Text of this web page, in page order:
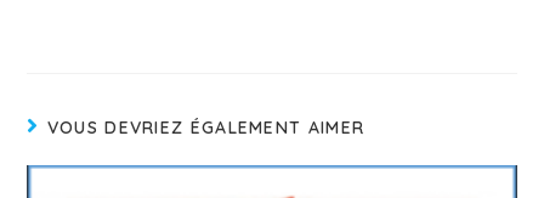
VOUS DEVRIEZ ÉGALEMENT AIMER